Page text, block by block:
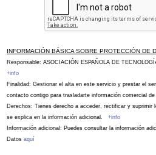
INFORMACIÓN BÁSICA SOBRE PROTECCIÓN DE
Responsable: ASOCIACIÓN ESPAÑOLA DE
+info
Finalidad: Gestionar el alta en este servicio y prestar el
contacto contigo para trasladarte información comercial
Derechos: Tienes derecho a acceder, rectificar y
se explica en la información adicional. +info
Información adicional: Puedes consultar la información
Datos aquí